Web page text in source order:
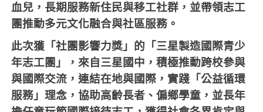
血兒，長期服務新住民與移工社群，並帶領志工
團推動多元文化融合與社區服務。
此次獲「社團影響力獎」的「三星製造國際青少
年志工團」，來自三星國中，積極推動跨校參與
與國際交流，連結在地與國際，實踐「公益循環
服務」理念，協助高齡長者、偏鄉學童，並長年